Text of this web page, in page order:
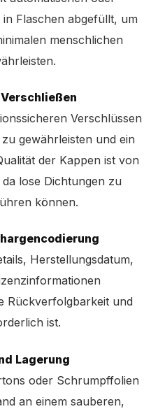
Flaschen abgefüllt, um
menschlichen
Verschlüssen
gewährleisten und ein
der Kappen ist von
lose Dichtungen zu
können.
Herstellungsdatum,
Rückverfolgbarkeit und
ist.
Lagerung
oder Schrumpffolien
an einem sauberen,